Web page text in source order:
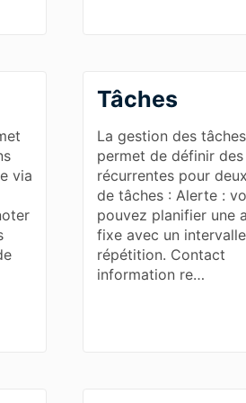
via
Tâches
La gestion des
permet de définir
récurrentes pour
de tâches : Alerte :
pouvez planifier une
fixe avec un
répétition. Contact
information re…